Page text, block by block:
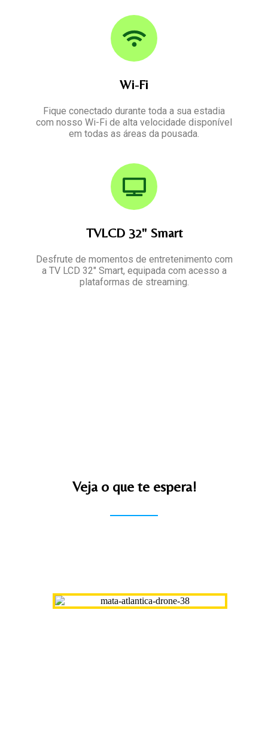
Wi-Fi
Fique conectado durante toda a sua estadia
com nosso Wi-Fi de alta velocidade disponível
em todas as áreas da pousada.
TVLCD 32" Smart
Desfrute de momentos de entretenimento com
a TV LCD 32" Smart, equipada com acesso a
plataformas de streaming.
Veja o que te espera!